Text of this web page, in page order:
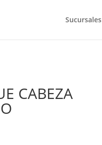
Sucursales
CABEZA